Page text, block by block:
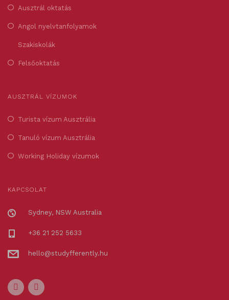
Ausztrál oktatás
Angol nyelvtanfolyamok
Szakiskolák
Felsőoktatás
AUSZTRÁL VÍZUMOK
Turista vízum Ausztrália
Tanuló vízum Ausztrália
Working Holiday vízumok
KAPCSOLAT
Sydney, NSW Australia
+36 21 252 5633
hello@studyfferently.hu